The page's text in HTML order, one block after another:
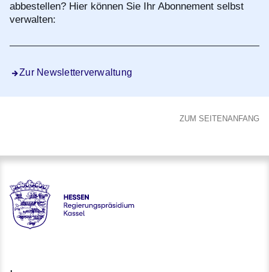
abbestellen? Hier können Sie Ihr Abonnement selbst
verwalten:
Zur Newsletterverwaltung
ZUM SEITENANFANG
Hessen - Regierungspräsidium Kassel